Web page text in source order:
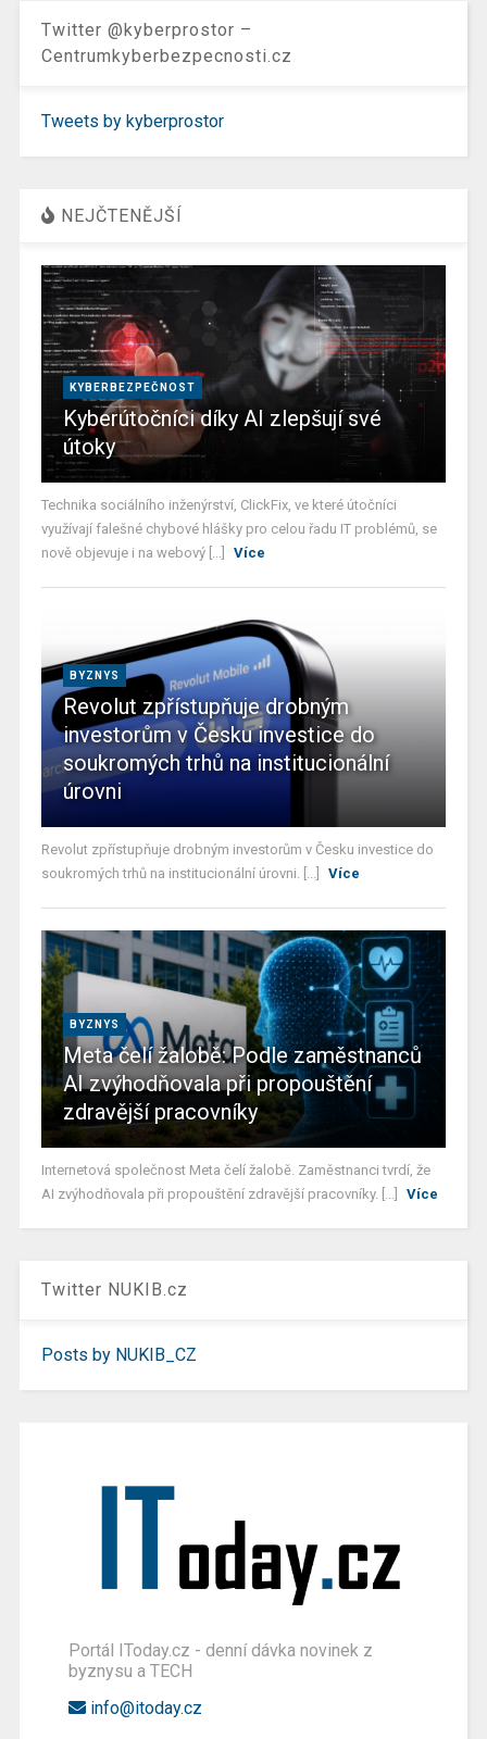
Twitter @kyberprostor –
Centrumkyberbezpecnosti.cz
Tweets by kyberprostor
NEJČTENĚJŠÍ
KYBERBEZPEČNOST
Kyberútočníci díky AI zlepšují své
útoky
Technika sociálního inženýrství, ClickFix, ve které útočníci
využívají falešné chybové hlášky pro celou řadu IT problémů, se
nově objevuje i na webový [...]
Více
BYZNYS
Revolut zpřístupňuje drobným
investorům v Česku investice do
soukromých trhů na institucionální
úrovni
Revolut zpřístupňuje drobným investorům v Česku investice do
soukromých trhů na institucionální úrovni. [...]
Více
BYZNYS
Meta čelí žalobě: Podle zaměstnanců
AI zvýhodňovala při propouštění
zdravější pracovníky
Internetová společnost Meta čelí žalobě. Zaměstnanci tvrdí, že
AI zvýhodňovala při propouštění zdravější pracovníky. [...]
Více
Twitter NUKIB.cz
Posts by NUKIB_CZ
Portál IToday.cz - denní dávka novinek z
byznysu a TECH
info@itoday.cz